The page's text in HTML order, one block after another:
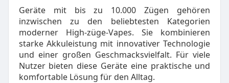
Geräte mit bis zu 10.000 Zügen gehören
inzwischen zu den beliebtesten Kategorien
moderner High-züge-Vapes. Sie kombinieren
starke Akkuleistung mit innovativer Technologie
und einer großen Geschmacksvielfalt. Für viele
Nutzer bieten diese Geräte eine praktische und
komfortable Lösung für den Alltag.